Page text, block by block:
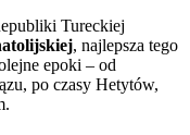
Tureckiej
, najlepsza tego
epoki – od
po czasy Hetytów,